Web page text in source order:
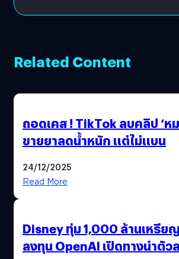
Related Content
ถอดเคส ! TikTok ลบคลิป ‘ห
ขายยาลดน้ำหนัก แต่ไม่แบน
24/12/2025
Read More
Disney ทุ่ม 1,000 ล้านเหรีย
ลงทุน OpenAI เปิดทางนำตัว